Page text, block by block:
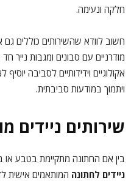
חלקה ונעימה.
חשוב לוודא שהשירותים כוללים גם
מודרניים עם סבונים ומגבות נייר
אקולוגיים וידידותיים לסביבה
ויתמוך במודעות סביבתית.
שירותים ניידים
בין אם החתונה מתקיימת בטבע
ניידים לחתונה המותאמים אישית